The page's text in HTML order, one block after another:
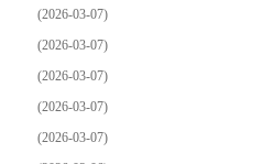
(2026-03-07)
(2026-03-07)
(2026-03-07)
(2026-03-07)
(2026-03-07)